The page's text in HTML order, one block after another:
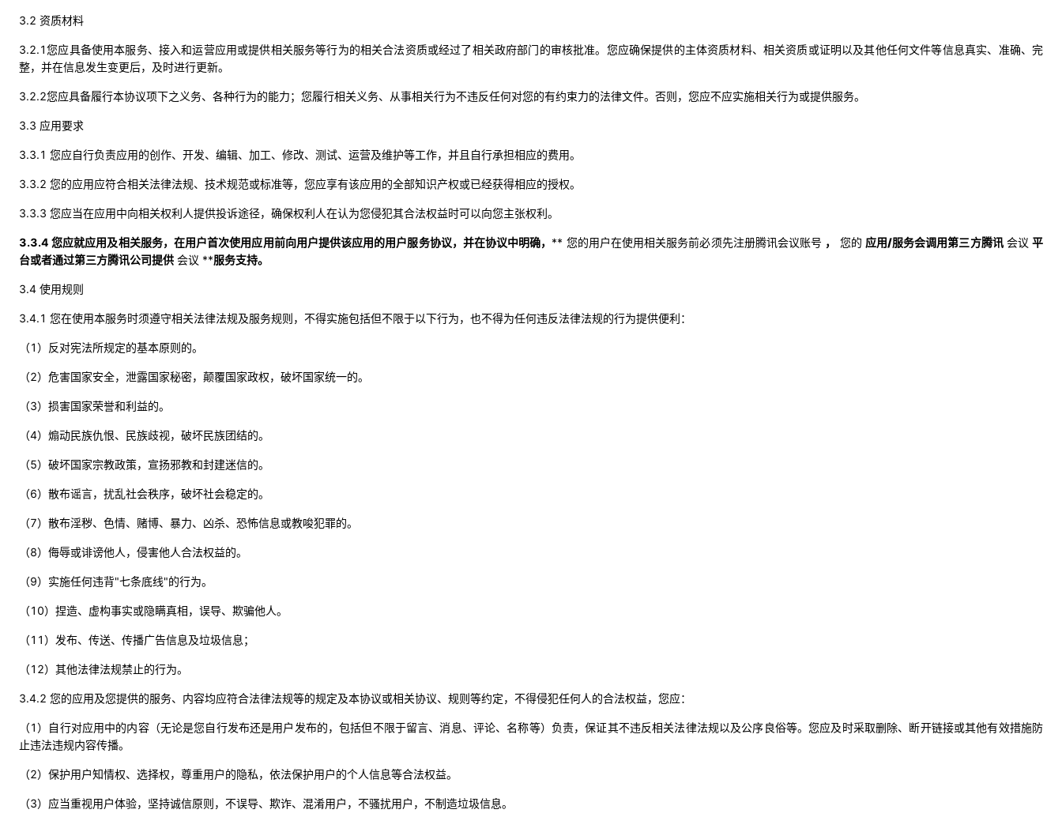
3.2 资质材料
3.2.1您应具备使用本服务、接入和运营应用或提供相关服务等行为的相关合法资质或经过了相关政府部门的审核批准。您应确保提供的主体资质材料、相关资质或证明以及其他任何文件等信息真实、 准确、完
整，并在信息发生变更后，及时进行更新。
3.2.2您应具备履行本协议项下之义务、各种行为的能力；您履行相关义务、从事相关行为不违反任何对您的有约束力的法律文件。否则，您应不应实施相关行为或提供服务。
3.3 应用要求
3.3.1 您应自行负责应用的创作、开发、编辑、加工、修改、测试、运营及维护等工作，并且自行承担相应的费用。
3.3.2 您的应用应符合相关法律法规、技术规范或标准等，您应享有该应用的全部知识产权或已经获得相应的授权。
3.3.3 您应当在应用中向相关权利人提供投诉途径，确保权利人在认为您侵犯其合法权益时可以向您主张权利。
3.3.4 您应就应用及相关服务，在用户首次使用应用前向用户提供该应用的用户服务协议，并在协议中明确， ** 您的用户在使用相关服务前必须先注册腾讯会议账号 ， 您的 应用/服务会调用第三方腾讯 会议 平
台或者通过第三方腾讯公司提供 会议 **服务支持。
3.4 使用规则
3.4.1 您在使用本服务时须遵守相关法律法规及服务规则，不得实施包括但不限于以下行为，也不得为任何违反法律法规的行为提供便利：
（1）反对宪法所规定的基本原则的。
（2）危害国家安全，泄露国家秘密，颠覆国家政权，破坏国家统一的。
（3）损害国家荣誉和利益的。
（4）煽动民族仇恨、民族歧视，破坏民族团结的。
（5）破坏国家宗教政策，宣扬邪教和封建迷信的。
（6）散布谣言，扰乱社会秩序，破坏社会稳定的。
（7）散布淫秽、色情、赌博、暴力、凶杀、恐怖信息或教唆犯罪的。
（8）侮辱或诽谤他人，侵害他人合法权益的。
（9）实施任何违背"七条底线"的行为。
（10）捏造、虚构事实或隐瞒真相，误导、欺骗他人。
（11）发布、传送、传播广告信息及垃圾信息；
（12）其他法律法规禁止的行为。
3.4.2 您的应用及您提供的服务、内容均应符合法律法规等的规定及本协议或相关协议、规则等约定，不得侵犯任何人的合法权益，您应：
（1）自行对应用中的内容（无论是您自行发布还是用户发布的，包括但不限于留言、消息、评论、名称等）负责，保证其不违反相关法律法规以及公序良俗等。您应及时采取删除、断开链接或其他有效措施防
止违法违规内容传播。
（2）保护用户知情权、选择权，尊重用户的隐私，依法保护用户的个人信息等合法权益。
（3）应当重视用户体验，坚持诚信原则，不误导、欺诈、混淆用户，不骚扰用户，不制造垃圾信息。